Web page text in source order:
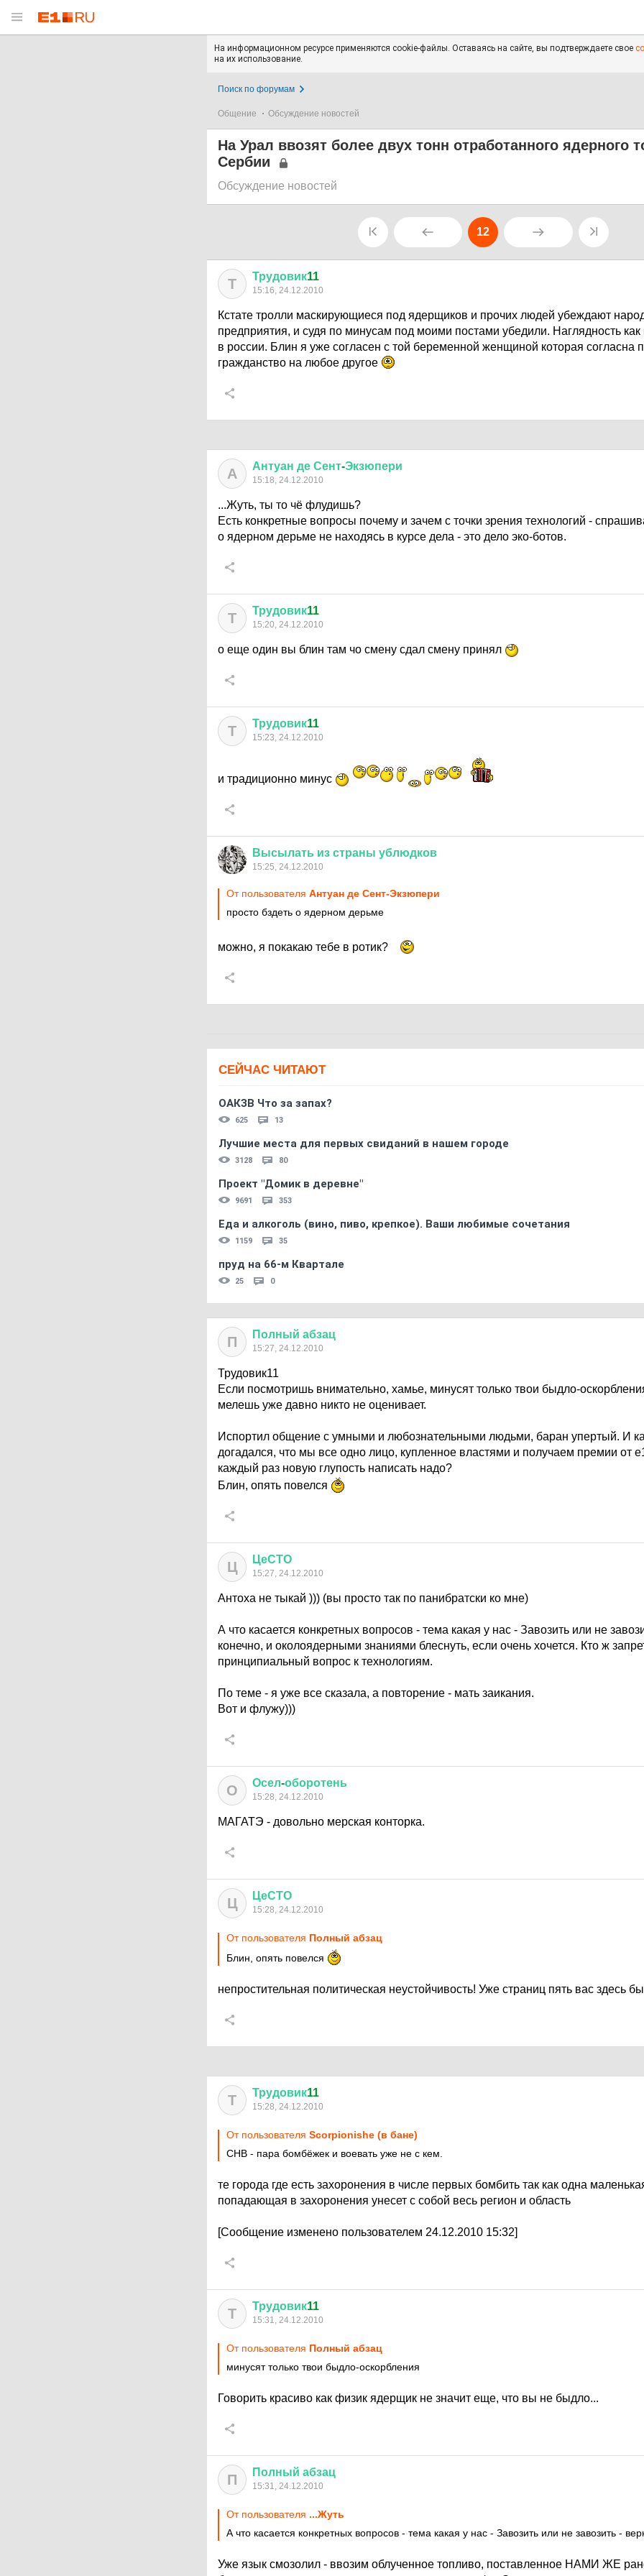
На информационном ресурсе применяются cookie-файлы. Оставаясь на сайте, вы подтверждаете свое
на их использование.
Поиск по форумам
Общение Обсуждение новостей
На Урал ввозят более двух тонн отработанного ядерного
Сербии
Обсуждение новостей
12
Т Трудовик11
15:16, 24.12.2010
Кстате тролли маскирующиеся под ядерщиков и прочих людей убеждают
предприятия, и судя по минусам под моими постами убедили. Наглядность как
в россии. Блин я уже согласен с той беременной женщиной которая согласна
гражданство на любое другое
А Антуан де Сент-Экзюпери
15:18, 24.12.2010
...Жуть, ты то чё флудишь?
Есть конкретные вопросы почему и зачем с точки зрения технологий -
о ядерном дерьме не находясь в курсе дела - это дело эко-ботов.
Т Трудовик11
15:20, 24.12.2010
о еще один вы блин там чо смену сдал смену принял
Т Трудовик11
15:23, 24.12.2010
и традиционно минус
Высылать из страны ублюдков
15:25, 24.12.2010
От пользователя Антуан де Сент-Экзюпери
просто бздеть о ядерном дерьме
можно, я покакаю тебе в ротик?
СЕЙЧАС ЧИТАЮТ
ОАКЗВ Что за запах?
625 13
Лучшие места для первых свиданий в нашем городе
3128 80
Проект "Домик в деревне"
9691 353
Еда и алкоголь (вино, пиво, крепкое). Ваши любимые сочетания
1159 35
пруд на 66-м Квартале
25 0
П Полный абзац
15:27, 24.12.2010
Трудовик11
Если посмотришь внимательно, хамье, минусят только твои быдло-
мелешь уже давно никто не оценивает.
Испортил общение с умными и любознательными людьми, баран упертый. И
догадался, что мы все одно лицо, купленное властями и получаем премии от
каждый раз новую глупость написать надо?
Блин, опять повелся
Ц ЦеСТО
15:27, 24.12.2010
Антоха не тыкай ))) (вы просто так по панибратски ко мне)
А что касается конкретных вопросов - тема какая у нас - Завозить или не
конечно, и околоядерными знаниями блеснуть, если очень хочется. Кто ж
принципиальный вопрос к технологиям.
По теме - я уже все сказала, а повторение - мать заикания.
Вот и флужу)))
О Осел-оборотень
15:28, 24.12.2010
МАГАТЭ - довольно мерская конторка.
Ц ЦеСТО
15:28, 24.12.2010
От пользователя Полный абзац
Блин, опять повелся
непростительная политическая неустойчивость! Уже страниц пять вас здесь
Т Трудовик11
15:28, 24.12.2010
От пользователя Scorpionishe (в бане)
СНВ - пара бомбёжек и воевать уже не с кем.
те города где есть захоронения в числе первых бомбить так как одна
попадающая в захоронения унесет с собой весь регион и область
[Сообщение изменено пользователем 24.12.2010 15:32]
Т Трудовик11
15:31, 24.12.2010
От пользователя Полный абзац
минусят только твои быдло-оскорбления
Говорить красиво как физик ядерщик не значит еще, что вы не быдло...
П Полный абзац
15:31, 24.12.2010
От пользователя ...Жуть
А что касается конкретных вопросов - тема какая у нас - Завозить или не завозить -
Уже язык смозолил - ввозим облученное топливо, поставленное НАМИ ЖЕ